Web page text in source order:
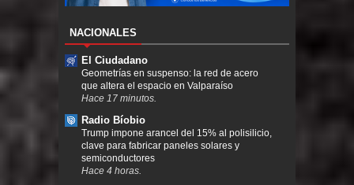
NACIONALES
El Ciudadano
Geometrías en suspenso: la red de acero
que altera el espacio en Valparaíso
Hace 17 minutos.
Radio Bíobio
Trump impone arancel del 15% al polisilicio,
clave para fabricar paneles solares y
semiconductores
Hace 4 horas.